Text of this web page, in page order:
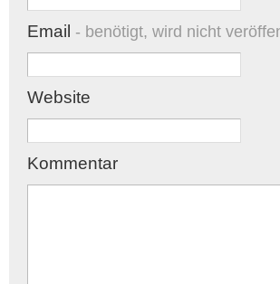
Email - benötigt, wird nicht
Website
Kommentar